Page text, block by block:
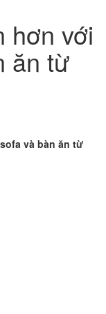
hơn với
ăn từ
và bàn ăn từ